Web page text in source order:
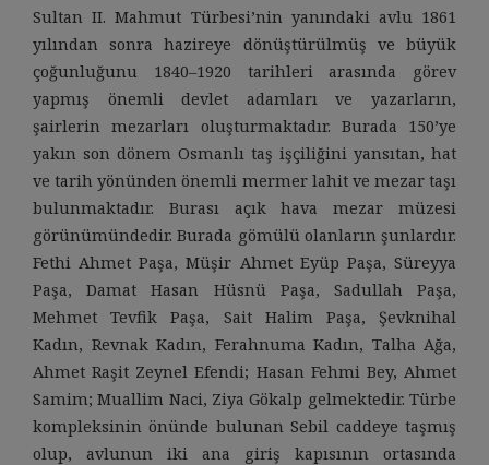
Sultan II. Mahmut Türbesi’nin yanındaki avlu 1861
yılından sonra hazireye dönüştürülmüş ve büyük
çoğunluğunu 1840–1920 tarihleri arasında görev
yapmış önemli devlet adamları ve yazarların,
şairlerin mezarları oluşturmaktadır. Burada 150’ye
yakın son dönem Osmanlı taş işçiliğini yansıtan, hat
ve tarih yönünden önemli mermer lahit ve mezar taşı
bulunmaktadır. Burası açık hava mezar müzesi
görünümündedir. Burada gömülü olanların şunlardır.
Fethi Ahmet Paşa, Müşir Ahmet Eyüp Paşa, Süreyya
Paşa, Damat Hasan Hüsnü Paşa, Sadullah Paşa,
Mehmet Tevfik Paşa, Sait Halim Paşa, Şevknihal
Kadın, Revnak Kadın, Ferahnuma Kadın, Talha Ağa,
Ahmet Raşit Zeynel Efendi; Hasan Fehmi Bey, Ahmet
Samim; Muallim Naci, Ziya Gökalp gelmektedir. Türbe
kompleksinin önünde bulunan Sebil caddeye taşmış
olup, avlunun iki ana giriş kapısının ortasında